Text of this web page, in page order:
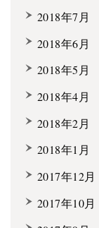
2018年7月
2018年6月
2018年5月
2018年4月
2018年2月
2018年1月
2017年12月
2017年10月